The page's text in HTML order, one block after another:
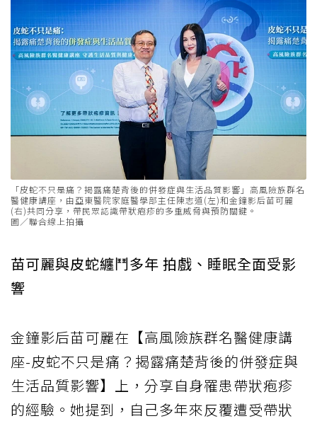
「皮蛇不只是痛？揭露痛楚背後的併發症與生活品質影響」高風險族群名
醫健康講座，由亞東醫院家庭醫學部主任陳志道(左)和金鐘影后苗可麗
(右)共同分享，帶民眾認識帶狀疱疹的多重威脅與預防關鍵。
圖／聯合線上拍攝
苗可麗與皮蛇纏鬥多年 拍戲、睡眠全面受影
響
金鐘影后苗可麗在【高風險族群名醫健康講
座-皮蛇不只是痛？揭露痛楚背後的併發症與
生活品質影響】上，分享自身罹患帶狀疱疹
的經驗。她提到，自己多年來反覆遭受帶狀